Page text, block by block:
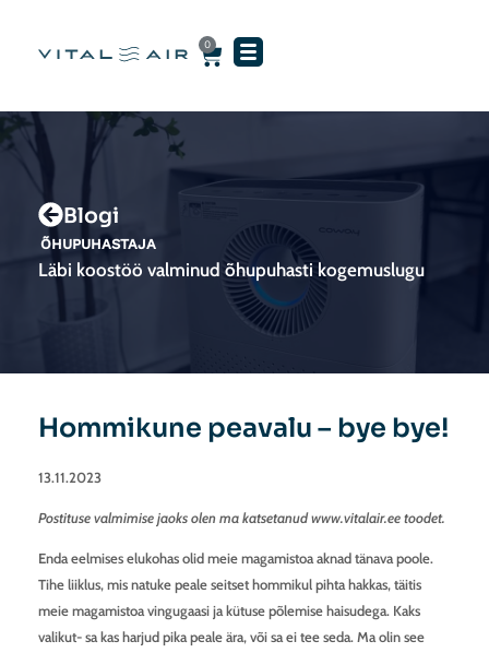
0
Cart
Blogi
ÕHUPUHASTAJA
Läbi koostöö valminud õhupuhasti kogemuslugu
Hommikune peavalu – bye bye!
13.11.2023
Postituse valmimise jaoks olen ma katsetanud www.vitalair.ee toodet.
Enda eelmises elukohas olid meie magamistoa aknad tänava poole.
Tihe liiklus, mis natuke peale seitset hommikul pihta hakkas, täitis
meie magamistoa vingugaasi ja kütuse põlemise haisudega. Kaks
valikut- sa kas harjud pika peale ära, või sa ei tee seda. Ma olin see